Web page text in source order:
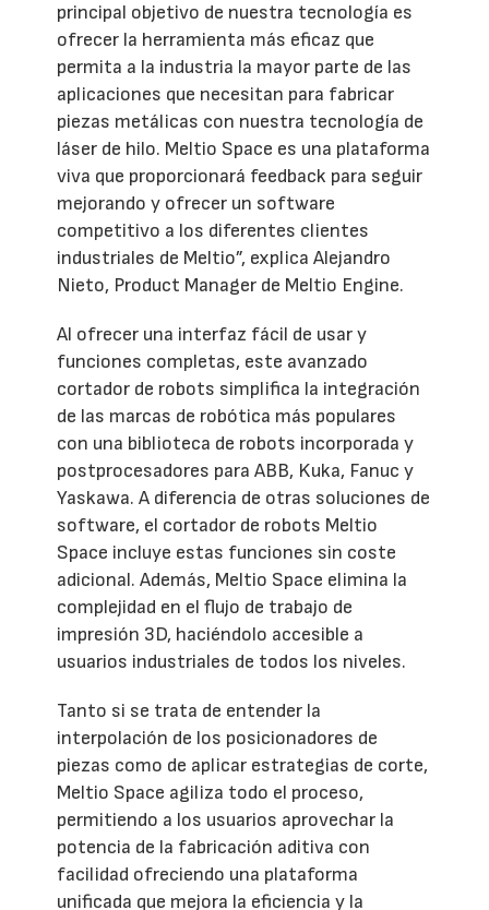
principal objetivo de nuestra tecnología es
ofrecer la herramienta más eficaz que
permita a la industria la mayor parte de las
aplicaciones que necesitan para fabricar
piezas metálicas con nuestra tecnología de
láser de hilo. Meltio Space es una plataforma
viva que proporcionará feedback para seguir
mejorando y ofrecer un software
competitivo a los diferentes clientes
industriales de Meltio”, explica Alejandro
Nieto, Product Manager de Meltio Engine.
Al ofrecer una interfaz fácil de usar y
funciones completas, este avanzado
cortador de robots simplifica la integración
de las marcas de robótica más populares
con una biblioteca de robots incorporada y
postprocesadores para ABB, Kuka, Fanuc y
Yaskawa. A diferencia de otras soluciones de
software, el cortador de robots Meltio
Space incluye estas funciones sin coste
adicional. Además, Meltio Space elimina la
complejidad en el flujo de trabajo de
impresión 3D, haciéndolo accesible a
usuarios industriales de todos los niveles.
Tanto si se trata de entender la
interpolación de los posicionadores de
piezas como de aplicar estrategias de corte,
Meltio Space agiliza todo el proceso,
permitiendo a los usuarios aprovechar la
potencia de la fabricación aditiva con
facilidad ofreciendo una plataforma
unificada que mejora la eficiencia y la